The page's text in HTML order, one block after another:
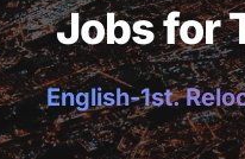
Jobs for
English-1st.